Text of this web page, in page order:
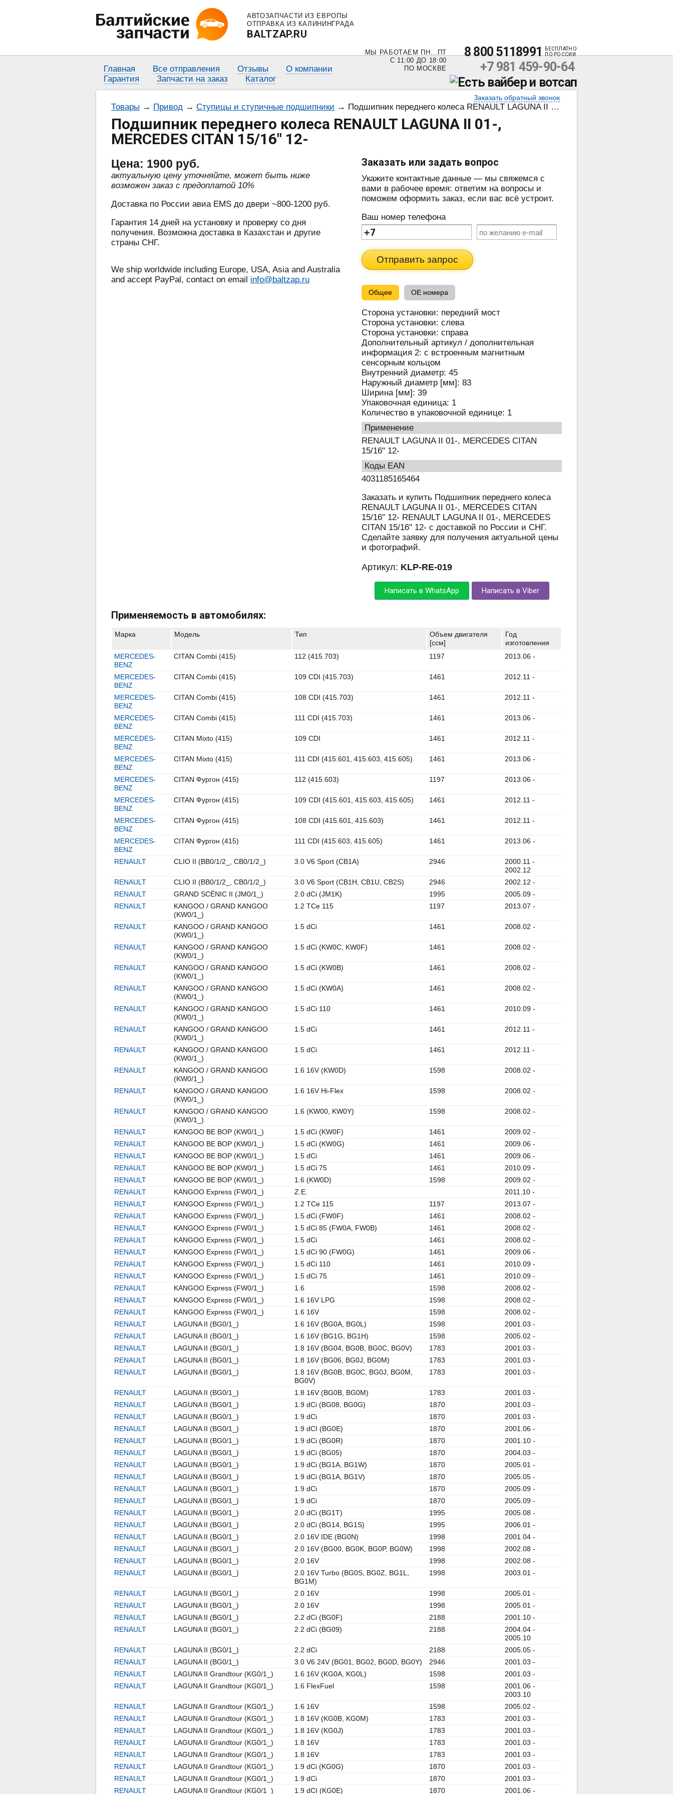
АВТОЗАПЧАСТИ ИЗ ЕВРОПЫ
ОТПРАВКА ИЗ КАЛИНИНГРАДА
BALTZAP.RU
МЫ РАБОТАЕМ ПН...ПТ
С 11:00 ДО 18:00
ПО МОСКВЕ
8 800 5118991
БЕСПЛАТНО
ПО РОССИИ
+7 981 459-90-64
Заказать обратный звонок
Главная Все отправления Отзывы
О компании
Гарантия
Запчасти на заказ Каталог
Товары → Привод → Ступицы и ступичные подшипники → Подшипник переднего колеса RENAULT LAGUNA II 01-, MERCEDES CITAN 15/16″ 12-
Подшипник переднего колеса RENAULT LAGUNA II 01-,
MERCEDES CITAN 15/16″ 12-
Цена: 1900 руб.
актуальную цену уточняйте, может быть ниже
возможен заказ с предоплатой 10%
Доставка по России авиа EMS до двери ~800-1200 руб.
Гарантия 14 дней на установку и проверку со дня
получения. Возможна доставка в Казахстан и другие
страны СНГ.
We ship worldwide including Europe, USA, Asia and Australia
and accept PayPal, contact on email info@baltzap.ru
Заказать или задать вопрос
Укажите контактные данные — мы свяжемся с
вами в рабочее время: ответим на вопросы и
поможем оформить заказ, если вас всё устроит.
Ваш номер телефона
Отправить запрос
Общее OE номера
Сторона установки: передний мост
Сторона установки: слева
Сторона установки: справа
Дополнительный артикул / дополнительная
информация 2: с встроенным магнитным
сенсорным кольцом
Внутренний диаметр: 45
Наружный диаметр [мм]: 83
Ширина [мм]: 39
Упаковочная единица: 1
Количество в упаковочной единице: 1
применение
RENAULT LAGUNA II 01-, MERCEDES CITAN
15/16" 12-
Коды EAN
4031185165464
Заказать и купить Подшипник переднего колеса
RENAULT LAGUNA II 01-, MERCEDES CITAN
15/16″ 12- RENAULT LAGUNA II 01-, MERCEDES
CITAN 15/16" 12- с доставкой по России и СНГ.
Сделайте заявку для получения актуальной цены
и фотографий.
Артикул: KLP-RE-019
Написать в WhatsApp Написать в Viber
Применяемость в автомобилях:
Марка Модель Тип
Объем двигателя
[ccм]
Год
изготовления
MERCEDES-
BENZ
CITAN Combi (415) 112 (415.703) 1197 2013.06 -
MERCEDES-
BENZ
CITAN Combi (415) 109 CDI (415.703) 1461 2012.11 -
MERCEDES-
BENZ
CITAN Combi (415) 108 CDI (415.703) 1461 2012.11 -
MERCEDES-
BENZ
CITAN Combi (415) 111 CDI (415.703) 1461 2013.06 -
MERCEDES-
BENZ
CITAN Mixto (415) 109 CDI 1461 2012.11 -
MERCEDES-
BENZ
CITAN Mixto (415) 111 CDI (415.601, 415.603, 415.605) 1461 2013.06 -
MERCEDES-
BENZ
CITAN Фургон (415) 112 (415.603) 1197 2013.06 -
MERCEDES-
BENZ
CITAN Фургон (415) 109 CDI (415.601, 415.603, 415.605) 1461 2012.11 -
MERCEDES-
BENZ
CITAN Фургон (415) 108 CDI (415.601, 415.603) 1461 2012.11 -
MERCEDES-
BENZ
CITAN Фургон (415) 111 CDI (415.603, 415.605) 1461 2013.06 -
RENAULT CLIO II (BB0/1/2_, CB0/1/2_) 3.0 V6 Sport (CB1A) 2946
2000.11 -
2002.12
RENAULT
CLIO II (BB0/1/2_, CB0/1/2_) 3.0 V6 Sport (CB1H, CB1U, CB2S) 2946
2002.12 -
RENAULT
GRAND SCÉNIC II (JM0/1_) 2.0 dCi (JM1K) 1995
2005.09 -
RENAULT
KANGOO / GRAND KANGOO
(KW0/1_)
1.2 TCe 115 1197 2013.07 -
RENAULT
KANGOO / GRAND KANGOO
(KW0/1_)
1.5 dCi 1461 2008.02 -
RENAULT
KANGOO / GRAND KANGOO
(KW0/1_)
1.5 dCi (KW0C, KW0F) 1461 2008.02 -
RENAULT
KANGOO / GRAND KANGOO
(KW0/1_)
1.5 dCi (KW0B) 1461 2008.02 -
RENAULT
KANGOO / GRAND KANGOO
(KW0/1_)
1.5 dCi (KW0A) 1461 2008.02 -
RENAULT
KANGOO / GRAND KANGOO
(KW0/1_)
1.5 dCi 110 1461 2010.09 -
RENAULT
KANGOO / GRAND KANGOO
(KW0/1_)
1.5 dCi 1461 2012.11 -
RENAULT
KANGOO / GRAND KANGOO
(KW0/1_)
1.5 dCi 1461 2012.11 -
RENAULT
KANGOO / GRAND KANGOO
(KW0/1_)
1.6 16V (KW0D) 1598 2008.02 -
RENAULT
KANGOO / GRAND KANGOO
(KW0/1_)
1.6 16V Hi-Flex 1598 2008.02 -
RENAULT
KANGOO / GRAND KANGOO
(KW0/1_)
1.6 (KW00, KW0Y) 1598 2008.02 -
RENAULT KANGOO BE BOP (KW0/1_) 1.5 dCi (KW0F) 1461
2009.02 -
RENAULT
KANGOO BE BOP (KW0/1_) 1.5 dCi (KW0G) 1461
2009.06 -
RENAULT
KANGOO BE BOP (KW0/1_) 1.5 dCi 1461
2009.06 -
RENAULT
KANGOO BE BOP (KW0/1_) 1.5 dCi 75 1461
2010.09 -
RENAULT
KANGOO BE BOP (KW0/1_) 1.6 (KW0D) 1598
2009.02 -
RENAULT
KANGOO Express (FW0/1_) Z.E.
2011.10 -
RENAULT
KANGOO Express (FW0/1_) 1.2 TCe 115 1197
2013.07 -
RENAULT
KANGOO Express (FW0/1_) 1.5 dCi (FW0F) 1461
2008.02 -
RENAULT
KANGOO Express (FW0/1_) 1.5 dCi 85 (FW0A, FW0B) 1461
2008.02 -
RENAULT
KANGOO Express (FW0/1_) 1.5 dCi 1461
2008.02 -
RENAULT
KANGOO Express (FW0/1_) 1.5 dCi 90 (FW0G) 1461
2009.06 -
RENAULT
KANGOO Express (FW0/1_) 1.5 dCi 110 1461
2010.09 -
RENAULT
KANGOO Express (FW0/1_) 1.5 dCi 75 1461
2010.09 -
RENAULT
KANGOO Express (FW0/1_) 1.6 1598
2008.02 -
RENAULT
KANGOO Express (FW0/1_) 1.6 16V LPG 1598
2008.02 -
RENAULT
KANGOO Express (FW0/1_) 1.6 16V 1598
2008.02 -
RENAULT
LAGUNA II (BG0/1_) 1.6 16V (BG0A, BG0L) 1598
2001.03 -
RENAULT
LAGUNA II (BG0/1_) 1.6 16V (BG1G, BG1H) 1598
2005.02 -
RENAULT
LAGUNA II (BG0/1_) 1.8 16V (BG04, BG0B, BG0C, BG0V) 1783
2001.03 -
RENAULT
LAGUNA II (BG0/1_) 1.8 16V (BG06, BG0J, BG0M) 1783
2001.03 -
RENAULT
LAGUNA II (BG0/1_)
1.8 16V (BG0B, BG0C, BG0J, BG0M,
BG0V)
1783 2001.03 -
RENAULT LAGUNA II (BG0/1_) 1.8 16V (BG0B, BG0M) 1783
2001.03 -
RENAULT
LAGUNA II (BG0/1_) 1.9 dCi (BG08, BG0G) 1870
2001.03 -
RENAULT
LAGUNA II (BG0/1_) 1.9 dCi 1870
2001.03 -
RENAULT
LAGUNA II (BG0/1_) 1.9 dCI (BG0E) 1870
2001.06 -
RENAULT
LAGUNA II (BG0/1_) 1.9 dCi (BG0R) 1870
2001.10 -
RENAULT
LAGUNA II (BG0/1_) 1.9 dCi (BG05) 1870
2004.03 -
RENAULT
LAGUNA II (BG0/1_) 1.9 dCi (BG1A, BG1W) 1870
2005.01 -
RENAULT
LAGUNA II (BG0/1_) 1.9 dCi (BG1A, BG1V) 1870
2005.05 -
RENAULT
LAGUNA II (BG0/1_) 1.9 dCi 1870
2005.09 -
RENAULT
LAGUNA II (BG0/1_) 1.9 dCi 1870
2005.09 -
RENAULT
LAGUNA II (BG0/1_) 2.0 dCi (BG1T) 1995
2005.08 -
RENAULT
LAGUNA II (BG0/1_) 2.0 dCi (BG14, BG1S) 1995
2006.01 -
RENAULT
LAGUNA II (BG0/1_) 2.0 16V IDE (BG0N) 1998
2001.04 -
RENAULT
LAGUNA II (BG0/1_) 2.0 16V (BG00, BG0K, BG0P, BG0W) 1998
2002.08 -
RENAULT
LAGUNA II (BG0/1_) 2.0 16V 1998
2002.08 -
RENAULT
LAGUNA II (BG0/1_)
2.0 16V Turbo (BG0S, BG0Z, BG1L,
BG1M)
1998 2003.01 -
RENAULT LAGUNA II (BG0/1_) 2.0 16V 1998
2005.01 -
RENAULT
LAGUNA II (BG0/1_) 2.0 16V 1998
2005.01 -
RENAULT
LAGUNA II (BG0/1_) 2.2 dCi (BG0F) 2188
2001.10 -
RENAULT
LAGUNA II (BG0/1_) 2.2 dCi (BG09) 2188
2004.04 -
2005.10
RENAULT
LAGUNA II (BG0/1_) 2.2 dCi 2188
2005.05 -
RENAULT
LAGUNA II (BG0/1_) 3.0 V6 24V (BG01, BG02, BG0D, BG0Y) 2946
2001.03 -
RENAULT
LAGUNA II Grandtour (KG0/1_) 1.6 16V (KG0A, KG0L) 1598
2001.03 -
RENAULT
LAGUNA II Grandtour (KG0/1_) 1.6 FlexFuel 1598
2001.06 -
2003.10
RENAULT
LAGUNA II Grandtour (KG0/1_) 1.6 16V 1598
2005.02 -
RENAULT
LAGUNA II Grandtour (KG0/1_) 1.8 16V (KG0B, KG0M) 1783
2001.03 -
RENAULT
LAGUNA II Grandtour (KG0/1_) 1.8 16V (KG0J) 1783
2001.03 -
RENAULT
LAGUNA II Grandtour (KG0/1_) 1.8 16V 1783
2001.03 -
RENAULT
LAGUNA II Grandtour (KG0/1_) 1.8 16V 1783
2001.03 -
RENAULT
LAGUNA II Grandtour (KG0/1_) 1.9 dCi (KG0G) 1870
2001.03 -
RENAULT
LAGUNA II Grandtour (KG0/1_) 1.9 dCi 1870
2001.03 -
RENAULT
LAGUNA II Grandtour (KG0/1_) 1.9 dCI (KG0E) 1870 2001.06 -